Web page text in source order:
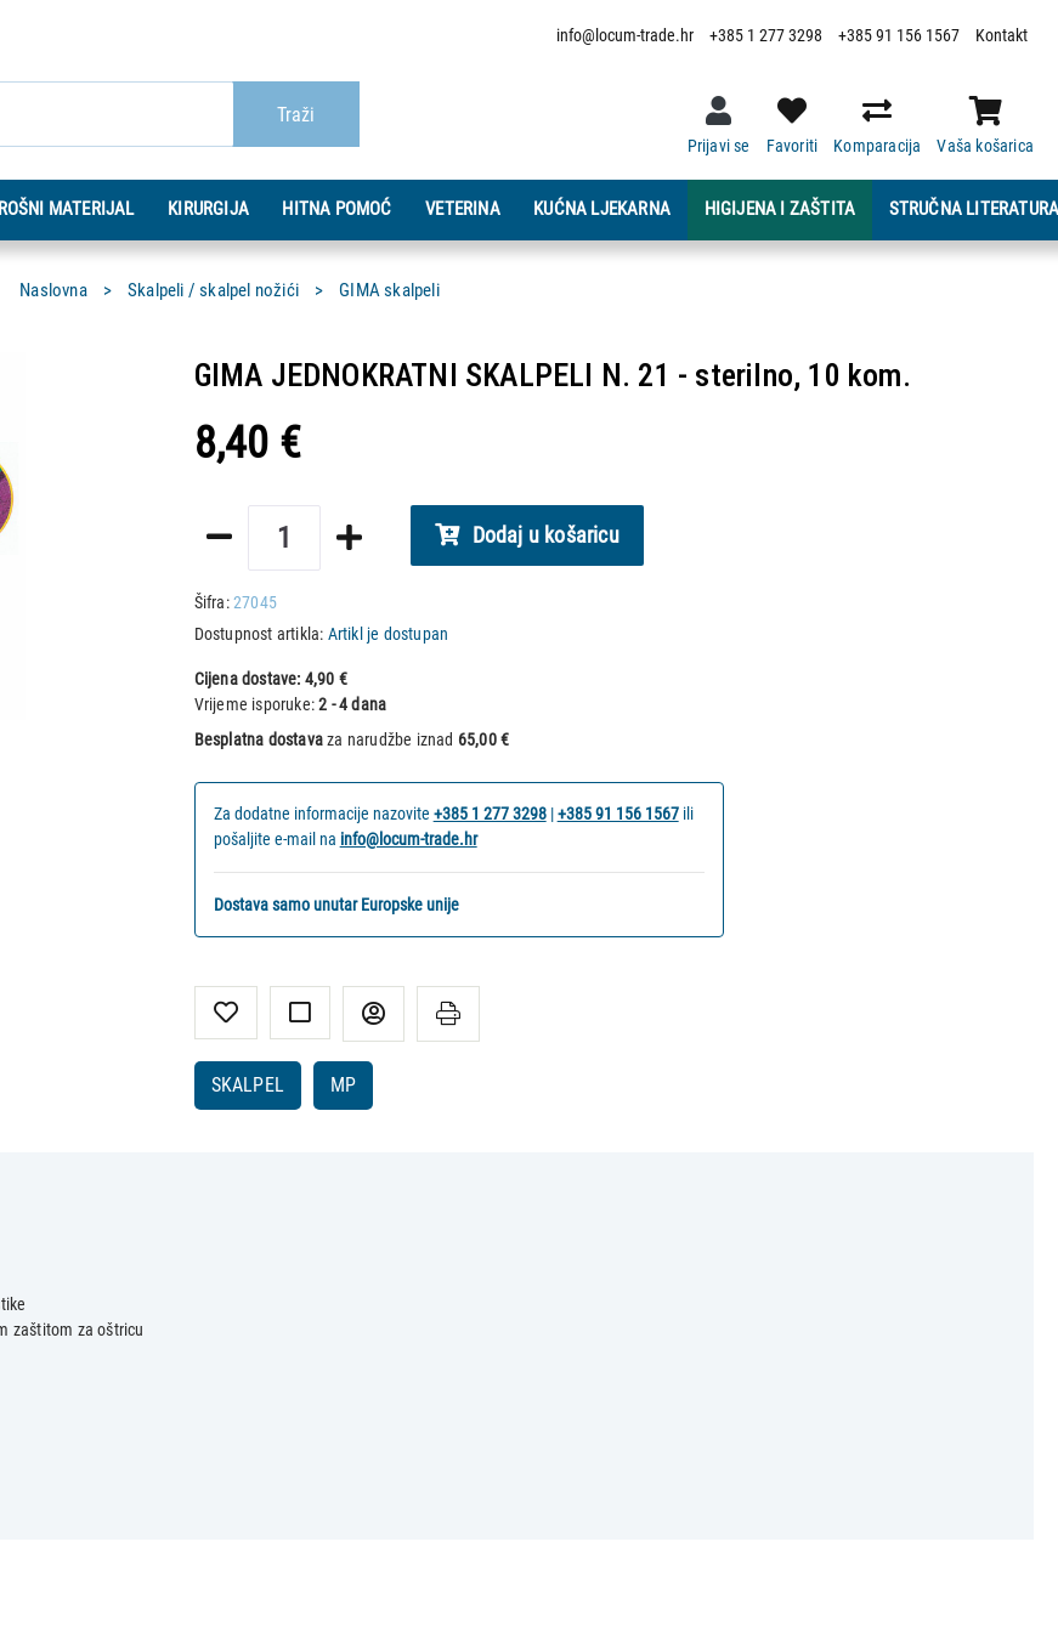
info@locum-trade.hr +385 1 277 3298 +385 91 156 1567 Kontakt
Traži
Vaša košarica
Komparacija
Favoriti
Prijavi se
MATERIJAL KIRURGIJA HITNA POMOĆ VETERINA KUĆNA LJEKARNA HIGIJENA I ZAŠTITA STRUČNA
Naslovna Skalpeli / skalpel nožići GIMA skalpeli
GIMA JEDNOKRATNI SKALPELI N. 21 - sterilno, 10 kom.
8,40 €
Dodaj u košaricu
Šifra:27045
Dostupnost artikla: Artikl je dostupan
Cijena dostave: 4,90 €
Vrijeme isporuke:2 - 4 dana
Besplatna dostavaza narudžbe iznad 65,00 €
Za dodatne informacije nazovite +385 1 277 3298|+385 91 156 1567 ili
pošaljite e-mail na info@locum-trade.hr
Dostava samo unutar Europske unije
SKALPEL MP
zaštitom za oštricu